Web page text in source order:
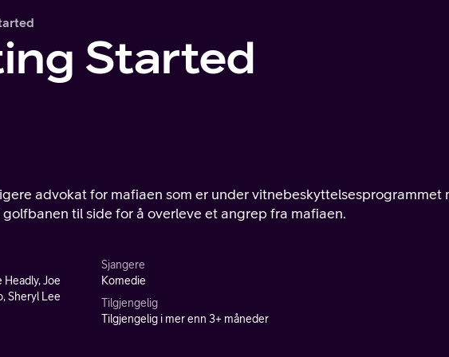
Started
advokat for mafiaen som er under vitnebeskyttelsesprogrammet
til side for å overleve et angrep fra mafiaen.
Headly, Joe
Sheryl Lee
Sjangere
Komedie
Tilgjengelig
Tilgjengelig i mer enn 3+ måneder